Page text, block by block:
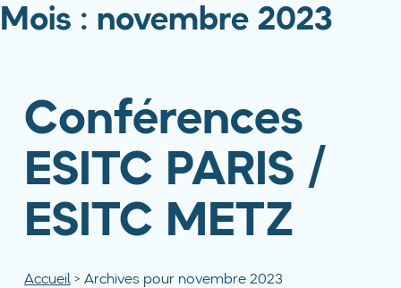
Mois : novembre 2023
Conférences
ESITC PARIS /
ESITC METZ
Accueil> Archives pour novembre 2023